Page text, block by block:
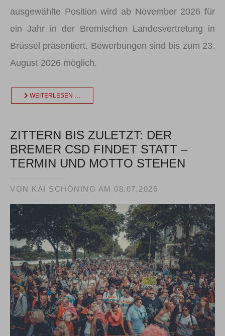
ausgewählte Position wird ab November 2026 für
ein Jahr in der Bremischen Landesvertretung in
Brüssel präsentiert. Bewerbungen sind bis zum 23.
August 2026 möglich.
WEITERLESEN …
ZITTERN BIS ZULETZT: DER
BREMER CSD FINDET STATT –
TERMIN UND MOTTO STEHEN
VON KAI SCHÖNING AM 08.07.2026